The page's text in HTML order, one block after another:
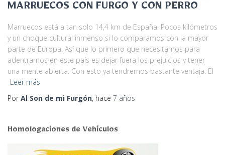
MARRUECOS CON FURGO Y CON PERRO
Marruecos está a tan solo 14,4 km de España. Pocos kilómetros
y un choque cultural inmenso si lo comparamos con la mayor
parte de Europa. Así que lo primero que necesitamos para
adentrarnos en este país es dejar fuera los prejuicios y tener
una mente abierta. Con esto ya tendremos bastante ventaja. El
Leer más
Por Al Son de mi Furgón, hace 7 años
Homologaciones de Vehículos